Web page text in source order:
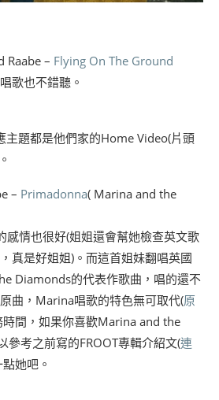
Raabe – Flying On The Ground
歌也不錯聽。
主題都是他們家的Home Video(片頭
– Primadonna( Marina and the
感情也很好(姐姐還會幫她檢查英文歌
真是好姐姐)。而這首姐妹翻唱英國
Diamonds的代表作歌曲，唱的還不
曲，Marina唱歌的特色無可取代(原
時間，如果你喜歡Marina and the
參考之前寫的FROOT專輯介紹文(連
她吧。